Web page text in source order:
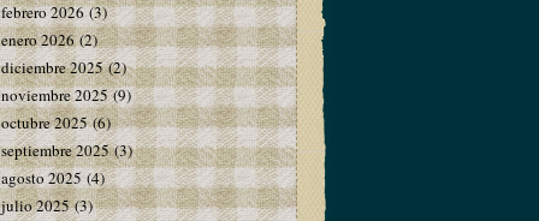
febrero 2026(3)
enero 2026(2)
diciembre 2025(2)
noviembre 2025(9)
octubre 2025(6)
septiembre 2025(3)
agosto 2025 (4)
julio 2025(3)